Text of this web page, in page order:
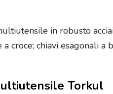
in robusto
a croce; chiavi esagonali
Torkul